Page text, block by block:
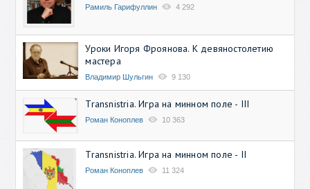
Рамиль Гарифуллин 4 292
Уроки Игоря Фроянова. К девяностолетию
мастера
Владимир Шульгин 9 130
Transnistria. Игра на минном поле - III
Роман Коноплев 10 363
Transnistria. Игра на минном поле - II
Роман Коноплев 11 324